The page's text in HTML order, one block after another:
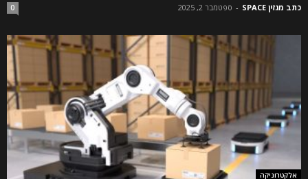
כתב מגזין SPACE - ספטמבר 2, 2025 0
אלקטרוניקה